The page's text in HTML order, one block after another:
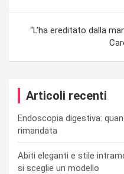
“L’ha ereditato dalla
Articoli recenti
Endoscopia digestiva:
rimandata
Abiti eleganti e stile
si sceglie un modello